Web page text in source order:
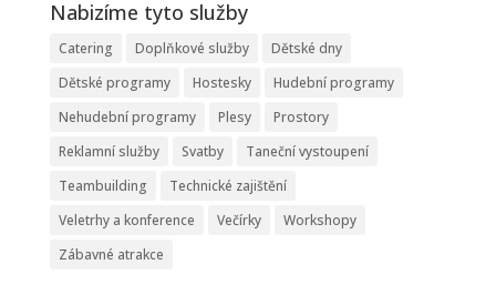
Nabizíme tyto služby
Catering Doplňkové služby
Dětské dny
Dětské programy
Hostesky
Hudební programy
Nehudební programy
Plesy
Prostory
Reklamní služby
Svatby
Taneční vystoupení
Teambuilding
Technické zajištění
Veletrhy a konference
Večírky
Workshopy
Zábavné atrakce